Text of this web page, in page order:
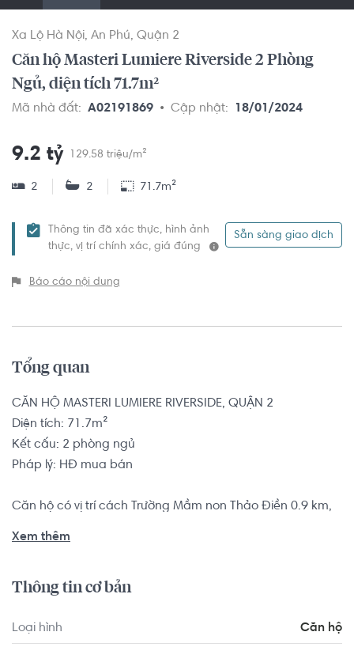
Xa Lộ Hà Nội An Phú Quận 2
Căn hộ Masteri Lumiere Riverside 2 Phòng
Ngủ, diện tích 71.7m²
Mã nhà đất: A02191869 Cập nhật: 18/01/2024
9.2 tỷ 129.58 triệu/m²
2 2 71.7m²
Thông tin đã xác thực, hình ảnh
thực, vị trí chính xác, giá đúng
Sẵn sàng giao dịch
Báo cáo nội dung
Tổng quan
CĂN HỘ MASTERI LUMIERE RIVERSIDE, QUẬN 2
Diện tích: 71.7m²
Kết cấu: 2 phòng ngủ
Pháp lý: HĐ mua bán
Căn hộ có vị trí cách Trường Mầm non Thảo Điền 0.9 km,
như: Bệnh viện Quốc Tế Mỹ - AIH, Phòng khám Mắt BV AIH
Xem thêm
Thông tin cơ bản
Loại hình Căn hộ